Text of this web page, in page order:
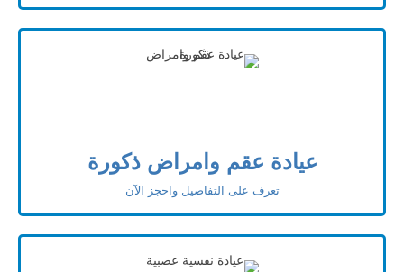
عيادة عقم وامراض ذكورة
تعرف على التفاصيل واحجز الآن